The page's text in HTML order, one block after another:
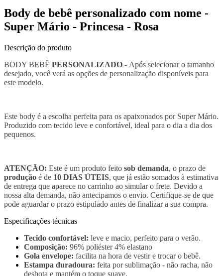
Body de bebê personalizado com nome -
Super Mário - Princesa - Rosa
Descrição do produto
BODY BEBÊ PERSONALIZADO - Após selecionar o tamanho
desejado, você verá as opções de personalização disponíveis para
este modelo.
Este body é a escolha perfeita para os apaixonados por Super Mário.
Produzido com tecido leve e confortável, ideal para o dia a dia dos
pequenos.
ATENÇÃO: Este é um produto feito sob demanda, o prazo de
produção é de 10 DIAS ÚTEIS, que já estão somados à estimativa
de entrega que aparece no carrinho ao simular o frete. Devido a
nossa alta demanda, não antecipamos o envio. Certifique-se de que
pode aguardar o prazo estipulado antes de finalizar a sua compra.
Especificações técnicas
Tecido confortável: leve e macio, perfeito para o verão.
Composição: 96% poliéster 4% elastano
Gola envelope: facilita na hora de vestir e trocar o bebê.
Estampa duradoura: feita por sublimação - não racha, não
desbota e mantém o toque suave.